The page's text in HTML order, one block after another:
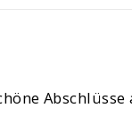
Abschlüsse